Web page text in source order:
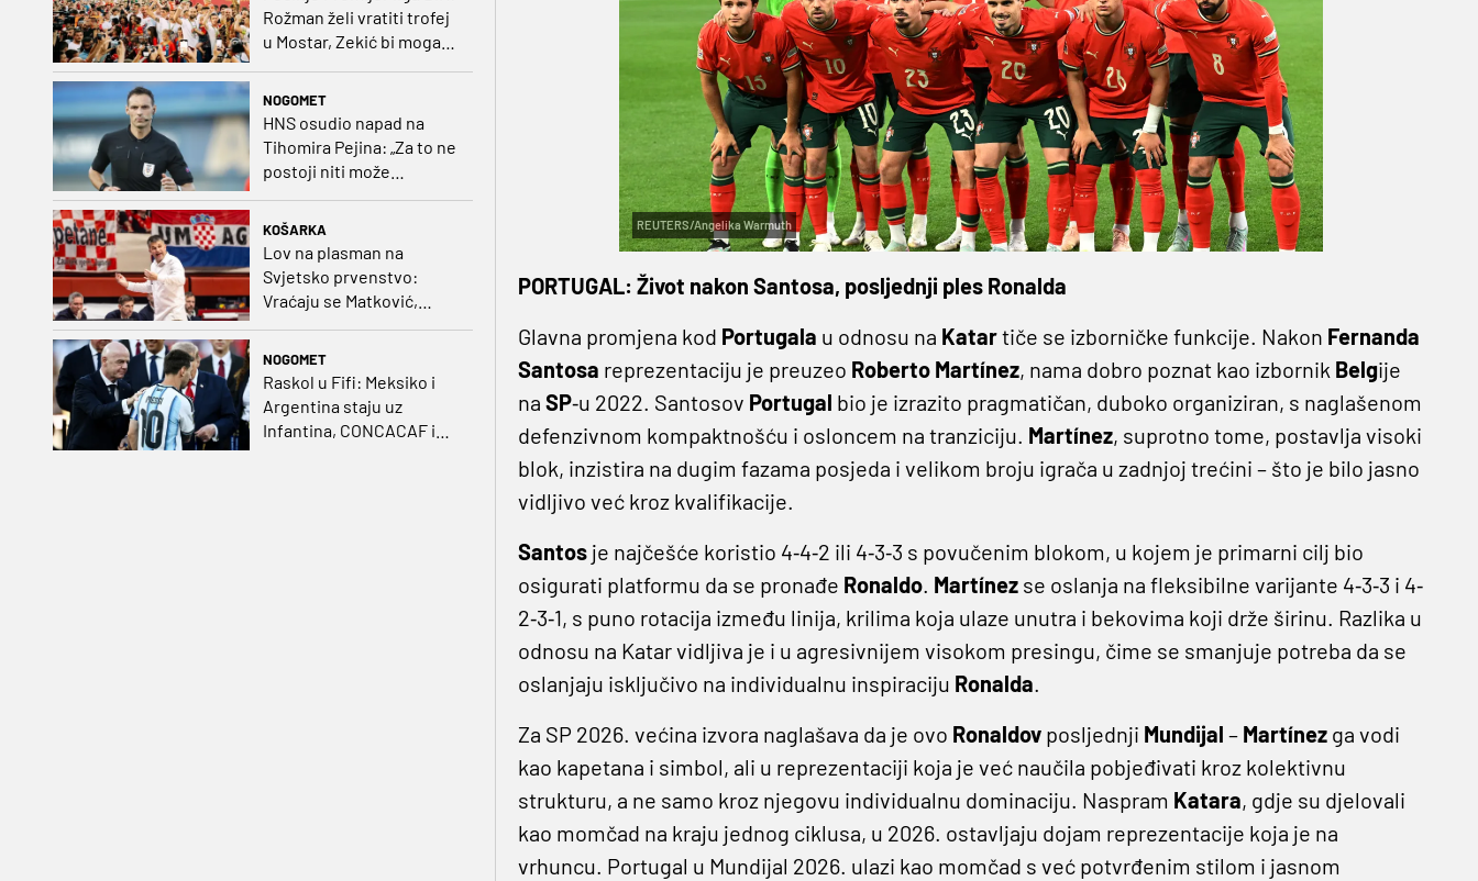
Rožman želi vratiti trofej
u Mostar, Zekić bi mogao
NOGOMET
HNS osudio napad na
Tihomira Pejina: „Za to ne
postoji niti može
postojati opravdanje”
KOŠARKA
Lov na plasman na
Svjetsko prvenstvo:
Vraćaju se Matković,
NOGOMET
Raskol u Fifi: Meksiko i
Argentina staju uz
Infantina, CONCACAF i
REUTERS/Angelika Warmuth
PORTUGAL: Život nakon Santosa, posljednji ples Ronalda
Glavna promjena kod Portugala u odnosu na Katartiče se izborničke funkcije. Nakon Fernanda
Santosa reprezentaciju je preuzeo Roberto Martínez, nama dobro poznat kao izbornik Belgije
na SP‐u 2022. Santosov Portugal bio je izrazito pragmatičan, duboko organiziran, s naglašenom
defenzivnom kompaktnošću i osloncem na tranziciju. Martínez, suprotno tome, postavlja visoki
blok, inzistira na dugim fazama posjeda i velikom broju igrača u zadnjoj trećini – što je bilo jasno
vidljivo već kroz kvalifikacije.
Santosje najčešće koristio 4‐4‐2 ili 4‐3‐3 s povučenim blokom, u kojem je primarni cilj bio
osigurati platformu da se pronađe Ronaldo. Martínezse oslanja na fleksibilne varijante 4‐3‐3 i 4‐
2‐3‐1, s puno rotacija između linija, krilima koja ulaze unutra i bekovima koji drže širinu. Razlika u
odnosu na Katar vidljiva je i u agresivnijem visokom presingu, čime se smanjuje potreba da se
oslanjaju isključivo na individualnu inspiraciju Ronalda.
Za SP 2026. većina izvora naglašava da je ovo Ronaldovposljednji Mundijal – Martínezga vodi
kao kapetana i simbol, ali u reprezentaciji koja je već naučila pobjeđivati kroz kolektivnu
strukturu, a ne samo kroz njegovu individualnu dominaciju. Naspram Katara, gdje su djelovali
kao momčad na kraju jednog ciklusa, u 2026. ostavljaju dojam reprezentacije koja je na
vrhuncu. Portugal u Mundijal 2026. ulazi kao momčad s već potvrđenim stilom i jasnom